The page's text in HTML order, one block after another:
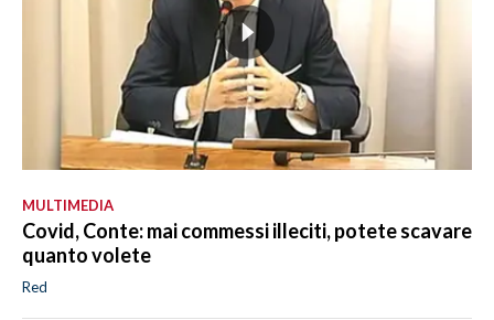
MULTIMEDIA
Covid, Conte: mai commessi illeciti, potete scavare
quanto volete
Red